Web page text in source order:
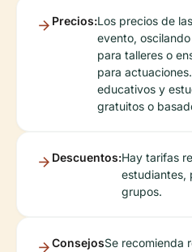
Precios:Los precios de
evento,
para talleres o
para
educativos y
gratuitos o
Descuentos:Hay tarifas
estudiantes,
grupos.
ConsejosSe recomienda